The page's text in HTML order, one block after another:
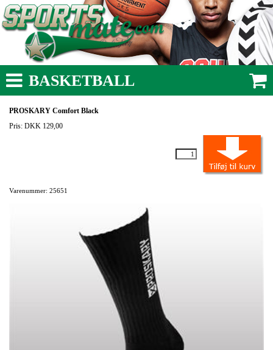
BASKETBALL
PROSKARY Comfort Black
Pris: DKK 129,00
Varenummer: 25651